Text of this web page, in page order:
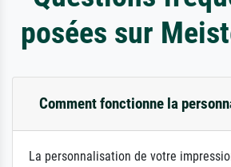
posées sur
Comment fonctionne la
La personnalisation de votre